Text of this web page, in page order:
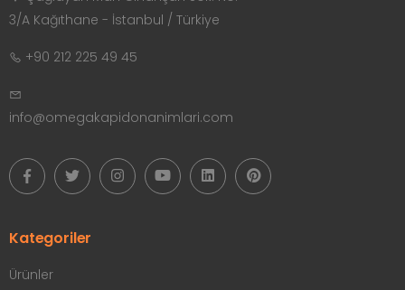
3/A Kağıthane - İstanbul / Türkiye
+90 212 225 49 45
info@omegakapidonanimlari.com
Kategoriler
Ürünler